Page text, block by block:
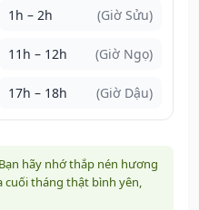
1h – 2h (Giờ Sửu)
11h – 12h (Giờ Ngọ)
17h – 18h (Giờ Dậu)
hãy nhớ thắp nén hương
cuối tháng thật bình yên,